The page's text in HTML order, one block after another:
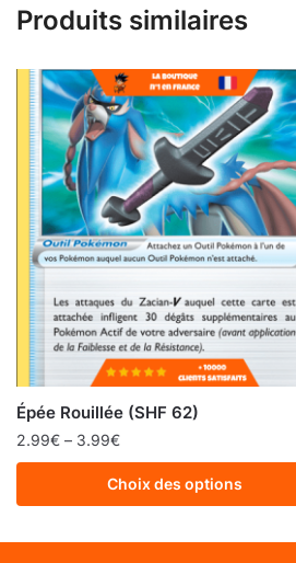
Produits similaires
Épée Rouillée (SHF 62)
2.99€ – 3.99€
Choix des options